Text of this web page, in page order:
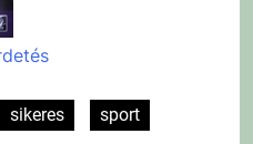
sikeres
sport